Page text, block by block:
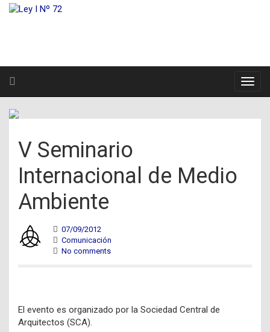
V Seminario
Internacional de Medio
Ambiente
07/09/2012
Comunicación
No comments
El evento es organizado por la Sociedad Central de
Arquitectos (SCA).